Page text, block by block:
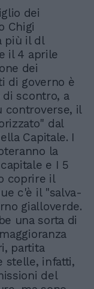
dei
Chigi
più il dl
il 4 aprile
dei
di governo è
scontro, a
controverse, il
dal
Capitale. I
la
e I 5
coprire il
c'è il "salva-
gialloverde.
una sorta di
partita
stelle, infatti,
del